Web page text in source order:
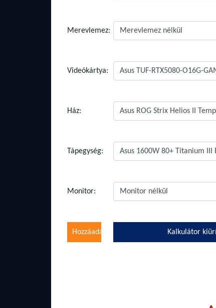
Merevlemez:
Videókártya:
Ház:
Tápegység:
Monitor:
Hozzáadás Kalkulátor